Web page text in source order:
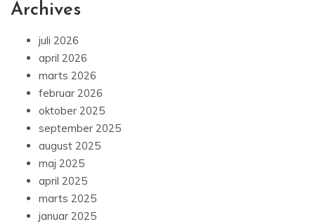
Archives
juli 2026
april 2026
marts 2026
februar 2026
oktober 2025
september 2025
august 2025
maj 2025
april 2025
marts 2025
januar 2025